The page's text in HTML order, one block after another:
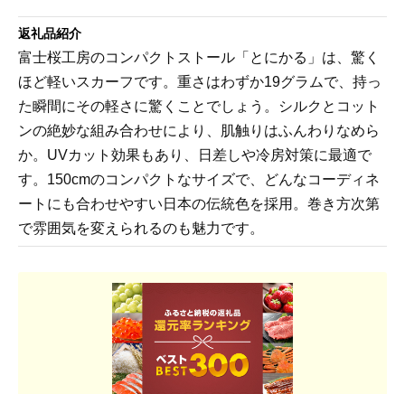
返礼品紹介
富士桜工房のコンパクトストール「とにかる」は、驚く
ほど軽いスカーフです。重さはわずか19グラムで、持っ
た瞬間にその軽さに驚くことでしょう。シルクとコット
ンの絶妙な組み合わせにより、肌触りはふんわりなめら
か。UVカット効果もあり、日差しや冷房対策に最適で
す。150cmのコンパクトなサイズで、どんなコーディネ
ートにも合わせやすい日本の伝統色を採用。巻き方次第
で雰囲気を変えられるのも魅力です。